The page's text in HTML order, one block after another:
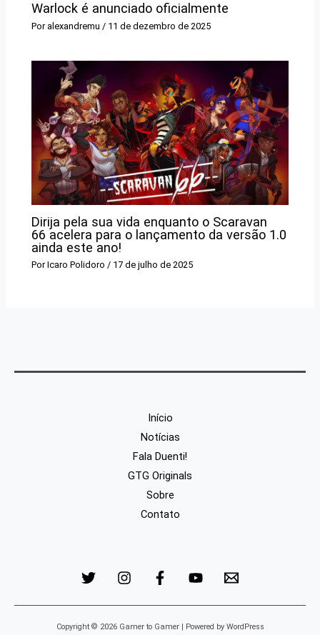
Warlock é anunciado oficialmente
Por alexandremu / 11 de dezembro de 2025
Dirija pela sua vida enquanto o Scaravan
66 acelera para o lançamento da versão 1.0
ainda este ano!
PorIcaro Polidoro/ 17 de julho de 2025
Início
Notícias
Fala Duenti!
GTG Originals
Sobre
Contato
Copyright © 2026 Gamer to Gamer | Powered by WordPress